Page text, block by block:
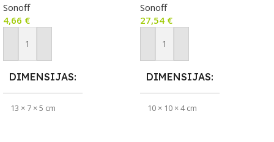
Sonoff
4,66 €
Pievienot Grozam
DIMENSIJAS
13 × 7 × 5 cm
Sonoff
27,54 €
Pievienot Grozam
DIMENSIJAS
10 × 10 × 4 cm